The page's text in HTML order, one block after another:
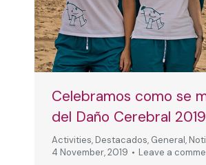
Celebramos como se
del Daño Cerebral 2019
Activities, Destacados, General,
4 November, 2019
Leave a